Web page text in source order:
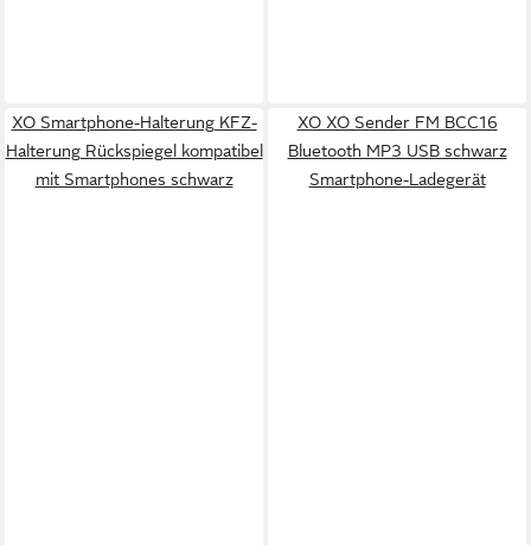
XO Smartphone-Halterung KFZ-
Halterung Rückspiegel kompatibel
mit Smartphones schwarz
XO XO Sender FM BCC16
Bluetooth MP3 USB schwarz
Smartphone-Ladegerät